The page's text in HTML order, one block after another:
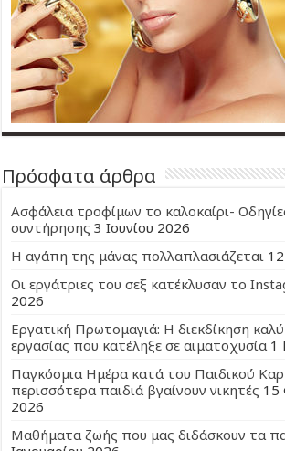
Πρόσφατα άρθρα
Ασφάλεια τροφίμων το καλοκαίρι-
συντήρησης 3 Ιουνίου 2026
Η αγάπη της μάνας πολλαπλασιάζεται
Οι εργάτριες του σεξ κατέκλυσαν το
2026
Εργατική Πρωτομαγιά: Η διεκδίκηση
εργασίας που κατέληξε σε αιματοχυσία 1
Παγκόσμια Ημέρα κατά του Παιδικού
περισσότερα παιδιά βγαίνουν νικητές 15
2026
Μαθήματα ζωής που μας διδάσκουν τα